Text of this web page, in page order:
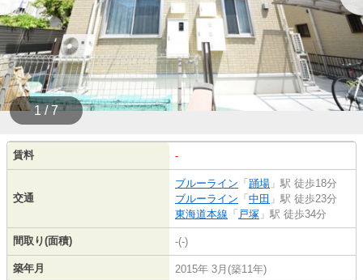
1 / 7
賃料 -
交通
ブルーライン 「 踊場 」駅 徒歩18分
ブルーライン 「 中田 」駅 徒歩23分
東海道本線 「 戸塚 」駅 徒歩34分
間取り(面積) -(-)
築年月 2015年 3月(築11年)